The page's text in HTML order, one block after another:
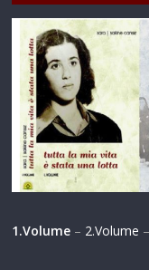
1.Volume – 2.Volume –